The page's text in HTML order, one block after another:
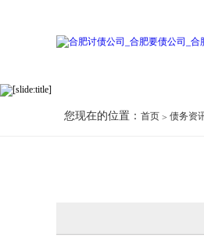
您现在的位置： 首页 债务资